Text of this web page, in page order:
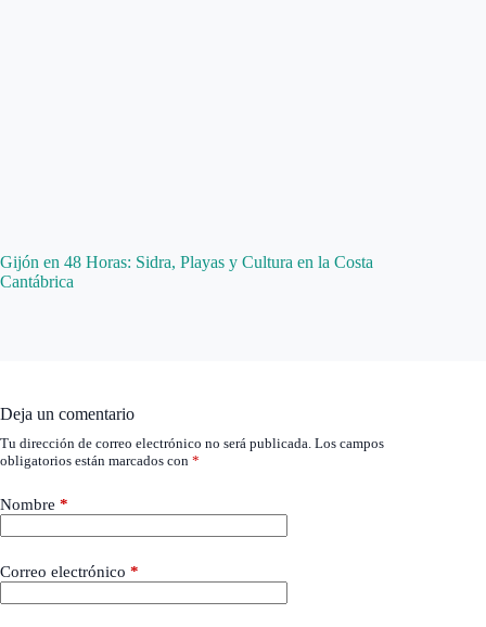
Gijón en 48 Horas: Sidra, Playas y Cultura en la Costa
Cantábrica
Deja un comentario
Tu dirección de correo electrónico no será publicada. Los campos
obligatorios están marcados con *
Nombre *
Correo electrónico *